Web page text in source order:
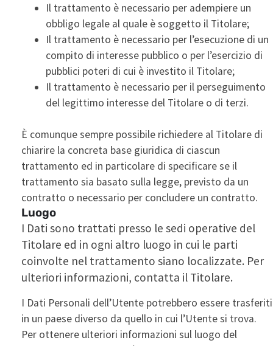
Il trattamento è necessario per adempiere un
obbligo legale al quale è soggetto il Titolare;
Il trattamento è necessario per l’esecuzione di un
compito di interesse pubblico o per l’esercizio di
pubblici poteri di cui è investito il Titolare;
Il trattamento è necessario per il perseguimento
del legittimo interesse del Titolare o di terzi.
È comunque sempre possibile richiedere al Titolare di
chiarire la concreta base giuridica di ciascun
trattamento ed in particolare di specificare se il
trattamento sia basato sulla legge, previsto da un
contratto o necessario per concludere un contratto.
Luogo
I Dati sono trattati presso le sedi operative del
Titolare ed in ogni altro luogo in cui le parti
coinvolte nel trattamento siano localizzate. Per
ulteriori informazioni, contatta il Titolare.
I Dati Personali dell’Utente potrebbero essere trasferiti
in un paese diverso da quello in cui l’Utente si trova.
Per ottenere ulteriori informazioni sul luogo del